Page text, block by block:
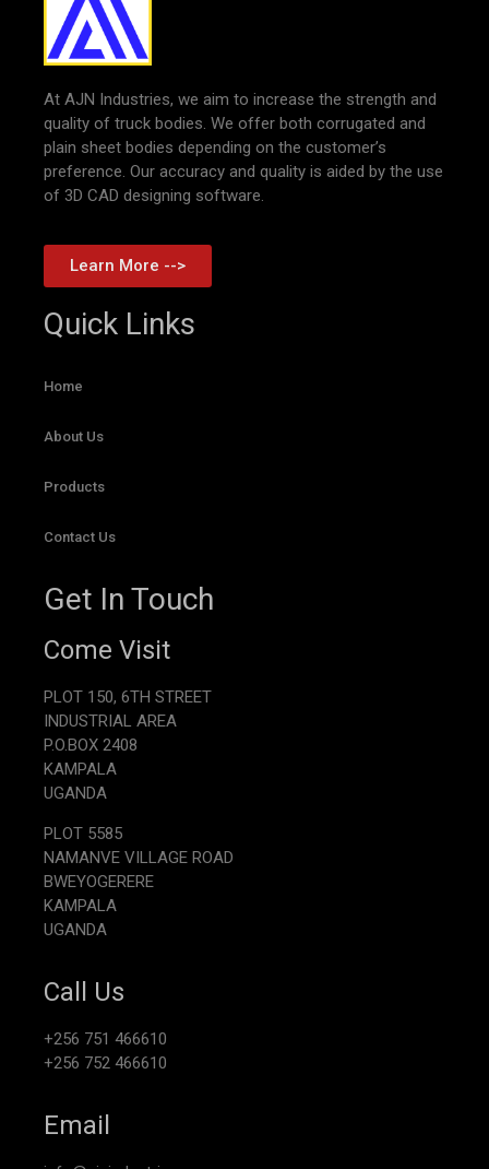
At AJN Industries, we aim to increase the strength and
quality of truck bodies. We offer both corrugated and
plain sheet bodies depending on the customer’s
preference. Our accuracy and quality is aided by the use
of 3D CAD designing software.
Learn More -->
Quick Links
Home
About Us
Products
Contact Us
Get In Touch
Come Visit
PLOT 150, 6TH STREET
INDUSTRIAL AREA
P.O.BOX 2408
KAMPALA
UGANDA
PLOT 5585
NAMANVE VILLAGE ROAD
BWEYOGERERE
KAMPALA
UGANDA
Call Us
+256 751 466610
+256 752 466610
Email